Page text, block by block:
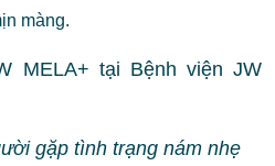
màng.
gặp tình trạng nám nhẹ